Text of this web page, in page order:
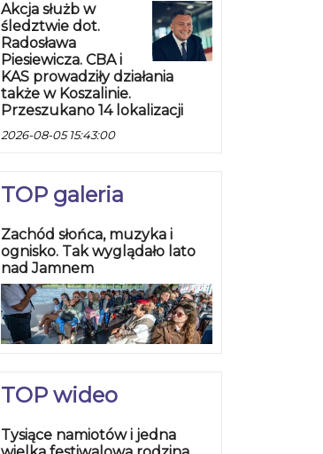
Akcja służb w
śledztwie dot.
Radosława
Piesiewicza. CBA i
KAS prowadziły działania
także w Koszalinie.
Przeszukano 14 lokalizacji
2026-08-05 15:43:00
TOP galeria
Zachód słońca, muzyka i
ognisko. Tak wyglądało lato
nad Jamnem
TOP wideo
Tysiące namiotów i jedna